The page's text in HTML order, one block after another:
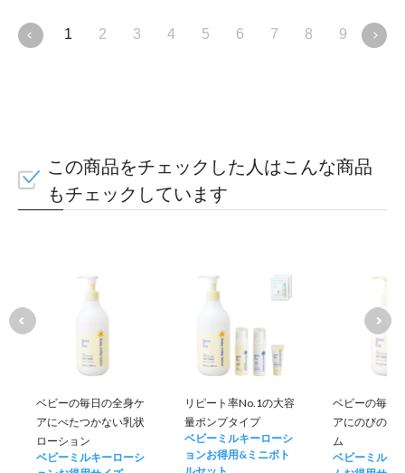
肌の糖化をケアして
ふっくら弾力あるツ
硬く痩せた肌を細胞から太
1 2 3 4 5 6 7 8 9 10
この商品をチェックした人はこんな商品
もチェックしています
ベビーの毎日の全身ケ
アにべたつかない乳状
ローション
ベビーミルキーローシ
リピート率No.1の大容
量ポンプタイプ
ベビーミルキーローシ
ョンお得用&ミニボト
ベビーの毎日
アにのびのい
ム
ベビーミルキ